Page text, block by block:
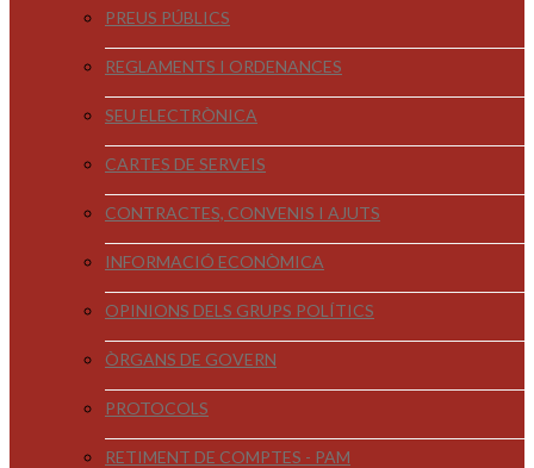
PREUS PÚBLICS
REGLAMENTS I ORDENANCES
SEU ELECTRÒNICA
CARTES DE SERVEIS
CONTRACTES, CONVENIS I AJUTS
INFORMACIÓ ECONÒMICA
OPINIONS DELS GRUPS POLÍTICS
ÒRGANS DE GOVERN
PROTOCOLS
RETIMENT DE COMPTES - PAM